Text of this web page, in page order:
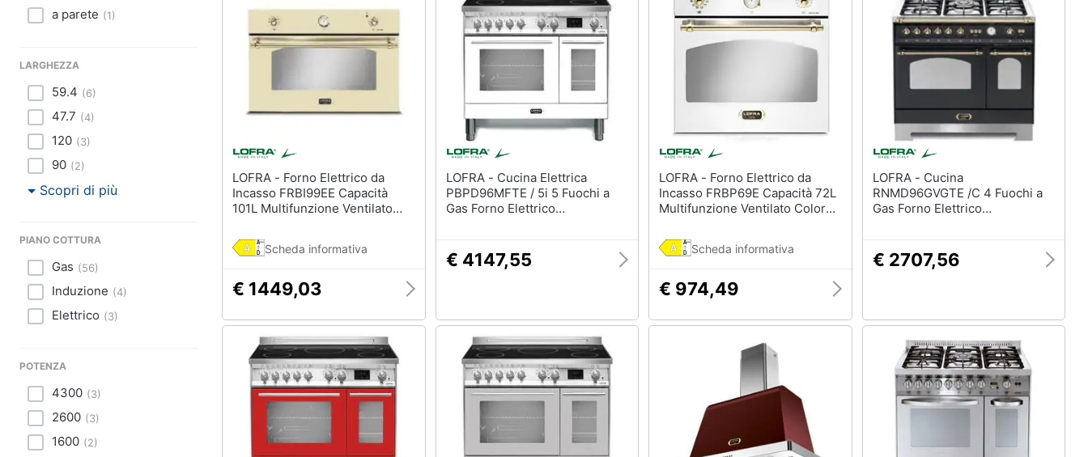
a parete (1)
LARGHEZZA
59.4 (6)
47.7 (4)
120 (3)
90 (2)
Scopri di più
PIANO COTTURA
Gas (56)
Induzione (4)
Elettrico (3)
POTENZA
4300 (3)
2600 (3)
1600 (2)
LOFRA - Forno Elettrico da
Incasso FRBI99EE Capacità
101L Multifunzione Ventilato
Scheda informativa
€ 1449,03
LOFRA - Cucina Elettrica
PBPD96MFTE / 5i 5 Fuochi a
Gas Forno Elettrico
Colore Bianco
€ 4147,55
LOFRA - Forno Elettrico da
Incasso FRBP69E Capacità 72L
Multifunzione Ventilato Colore
Scheda informativa
€ 974,49
LOFRA - Cucina
RNMD96GVGTE /C 4 Fuochi a
Gas Forno Elettrico
cm Colore Nero
€ 2707,56